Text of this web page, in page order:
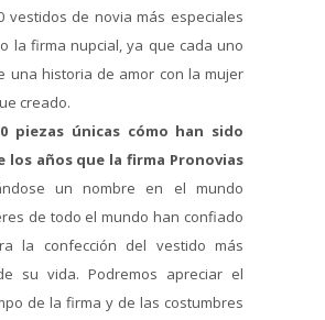
vestidos de novia más especiales
la firma nupcial, ya que cada uno
una historia de amor con la mujer
creado.
piezas únicas cómo han sido
los años que la firma Pronovias
un nombre en el mundo
de todo el mundo han confiado
la confección del vestido más
su vida. Podremos apreciar el
de la firma y de las costumbres